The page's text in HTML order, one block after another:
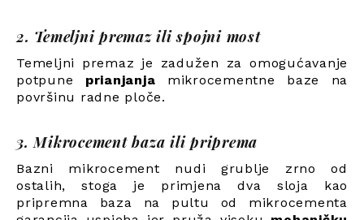
2. Temeljni premaz ili spojni most
Temeljni premaz je zadužen za omogućavanje
potpune prianjanja mikrocementne baze na
površinu radne ploče.
3. Mikrocement baza ili priprema
Bazni mikrocement nudi grublje zrno od
ostalih, stoga je primjena dva sloja kao
pripremna baza na pultu od mikrocementa